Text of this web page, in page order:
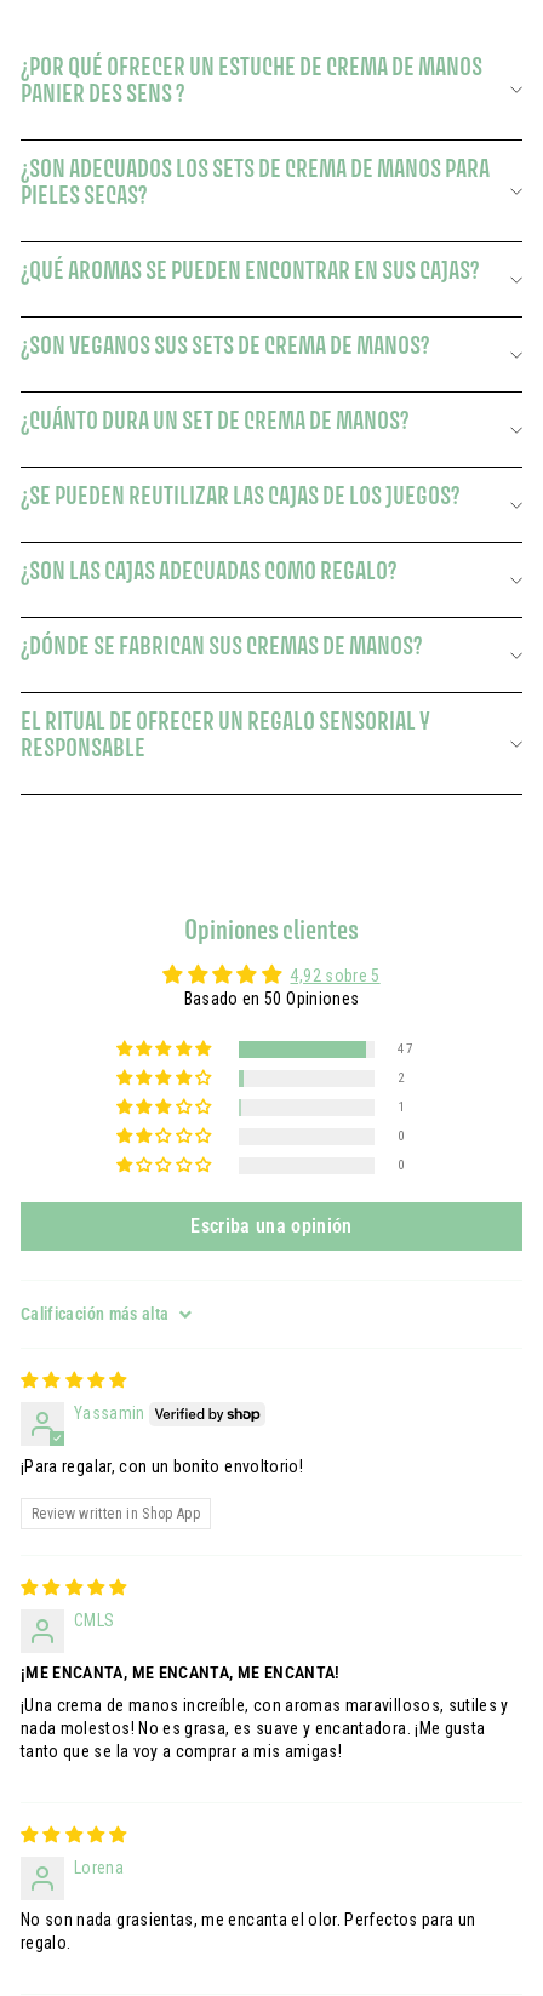
¿POR QUÉ OFRECER UN ESTUCHE DE CREMA DE MANOS
PANIER DES SENS ?
¿SON ADECUADOS LOS SETS DE CREMA DE MANOS PARA
PIELES SECAS?
¿QUÉ AROMAS SE PUEDEN ENCONTRAR EN SUS CAJAS?
¿SON VEGANOS SUS SETS DE CREMA DE MANOS?
¿CUÁNTO DURA UN SET DE CREMA DE MANOS?
¿SE PUEDEN REUTILIZAR LAS CAJAS DE LOS JUEGOS?
¿SON LAS CAJAS ADECUADAS COMO REGALO?
¿DÓNDE SE FABRICAN SUS CREMAS DE MANOS?
EL RITUAL DE OFRECER UN REGALO SENSORIAL Y
RESPONSABLE
Opiniones clientes
4,92 sobre 5
Basado en 50 Opiniones
47
2
1
0
0
Escriba una opinión
Sort by
Yassamin
¡Para regalar, con un bonito envoltorio!
Review written in Shop App
CMLS
¡ME ENCANTA, ME ENCANTA, ME ENCANTA!
¡Una crema de manos increíble, con aromas maravillosos, sutiles y
nada molestos! No es grasa, es suave y encantadora. ¡Me gusta
tanto que se la voy a comprar a mis amigas!
Lorena
No son nada grasientas, me encanta el olor. Perfectos para un
regalo.